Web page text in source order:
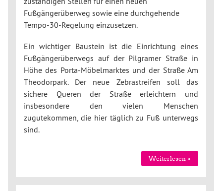
Fußgängerüberweg sowie eine durchgehende
Tempo-30-Regelung einzusetzen.
Ein wichtiger Baustein ist die Einrichtung eines
Fußgängerüberwegs auf der Pilgramer Straße in
Höhe des Porta-Möbelmarktes und der Straße Am
Theodorpark. Der neue Zebrastreifen soll das
sichere Queren der Straße erleichtern und
insbesondere den vielen Menschen
zugutekommen, die hier täglich zu Fuß unterwegs
sind.
Weiterlesen »